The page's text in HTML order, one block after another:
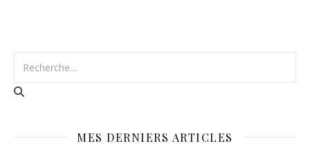
MES DERNIERS ARTICLES